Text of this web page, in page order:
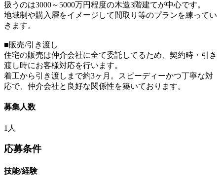
扱うのは3000～5000万円程度の木造3階建てが中心です。
地域制や購入層をイメージして間取り等のプランを練ってい
きます。
■販売/引き渡し
住宅の販売は仲介会社に全て委託してるため、契約時・引き
渡し時にお客様対応を行います。
着工から引き渡しまで約3ヶ月。スピーディーかつ丁寧な対
応で、仲介会社と良好な関係性を築いております。
募集人数
1人
応募条件
技能/経験